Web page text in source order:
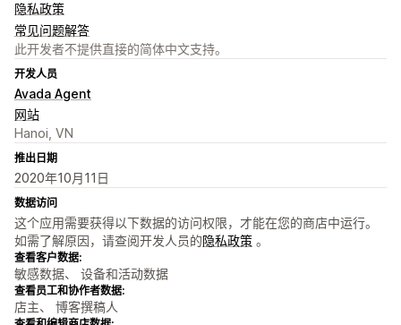
隐私政策
常见问题解答
此开发者不提供直接的简体中文支持。
开发人员
Avada Agent
网站
Hanoi, VN
推出日期
2020年10月11日
数据访问
这个应用需要获得以下数据的访问权限，才能在您的商店中运行。
如需了解原因，请查阅开发人员的隐私政策 。
查看客户数据:
敏感数据、 设备和活动数据
查看员工和协作者数据:
店主、 博客撰稿人